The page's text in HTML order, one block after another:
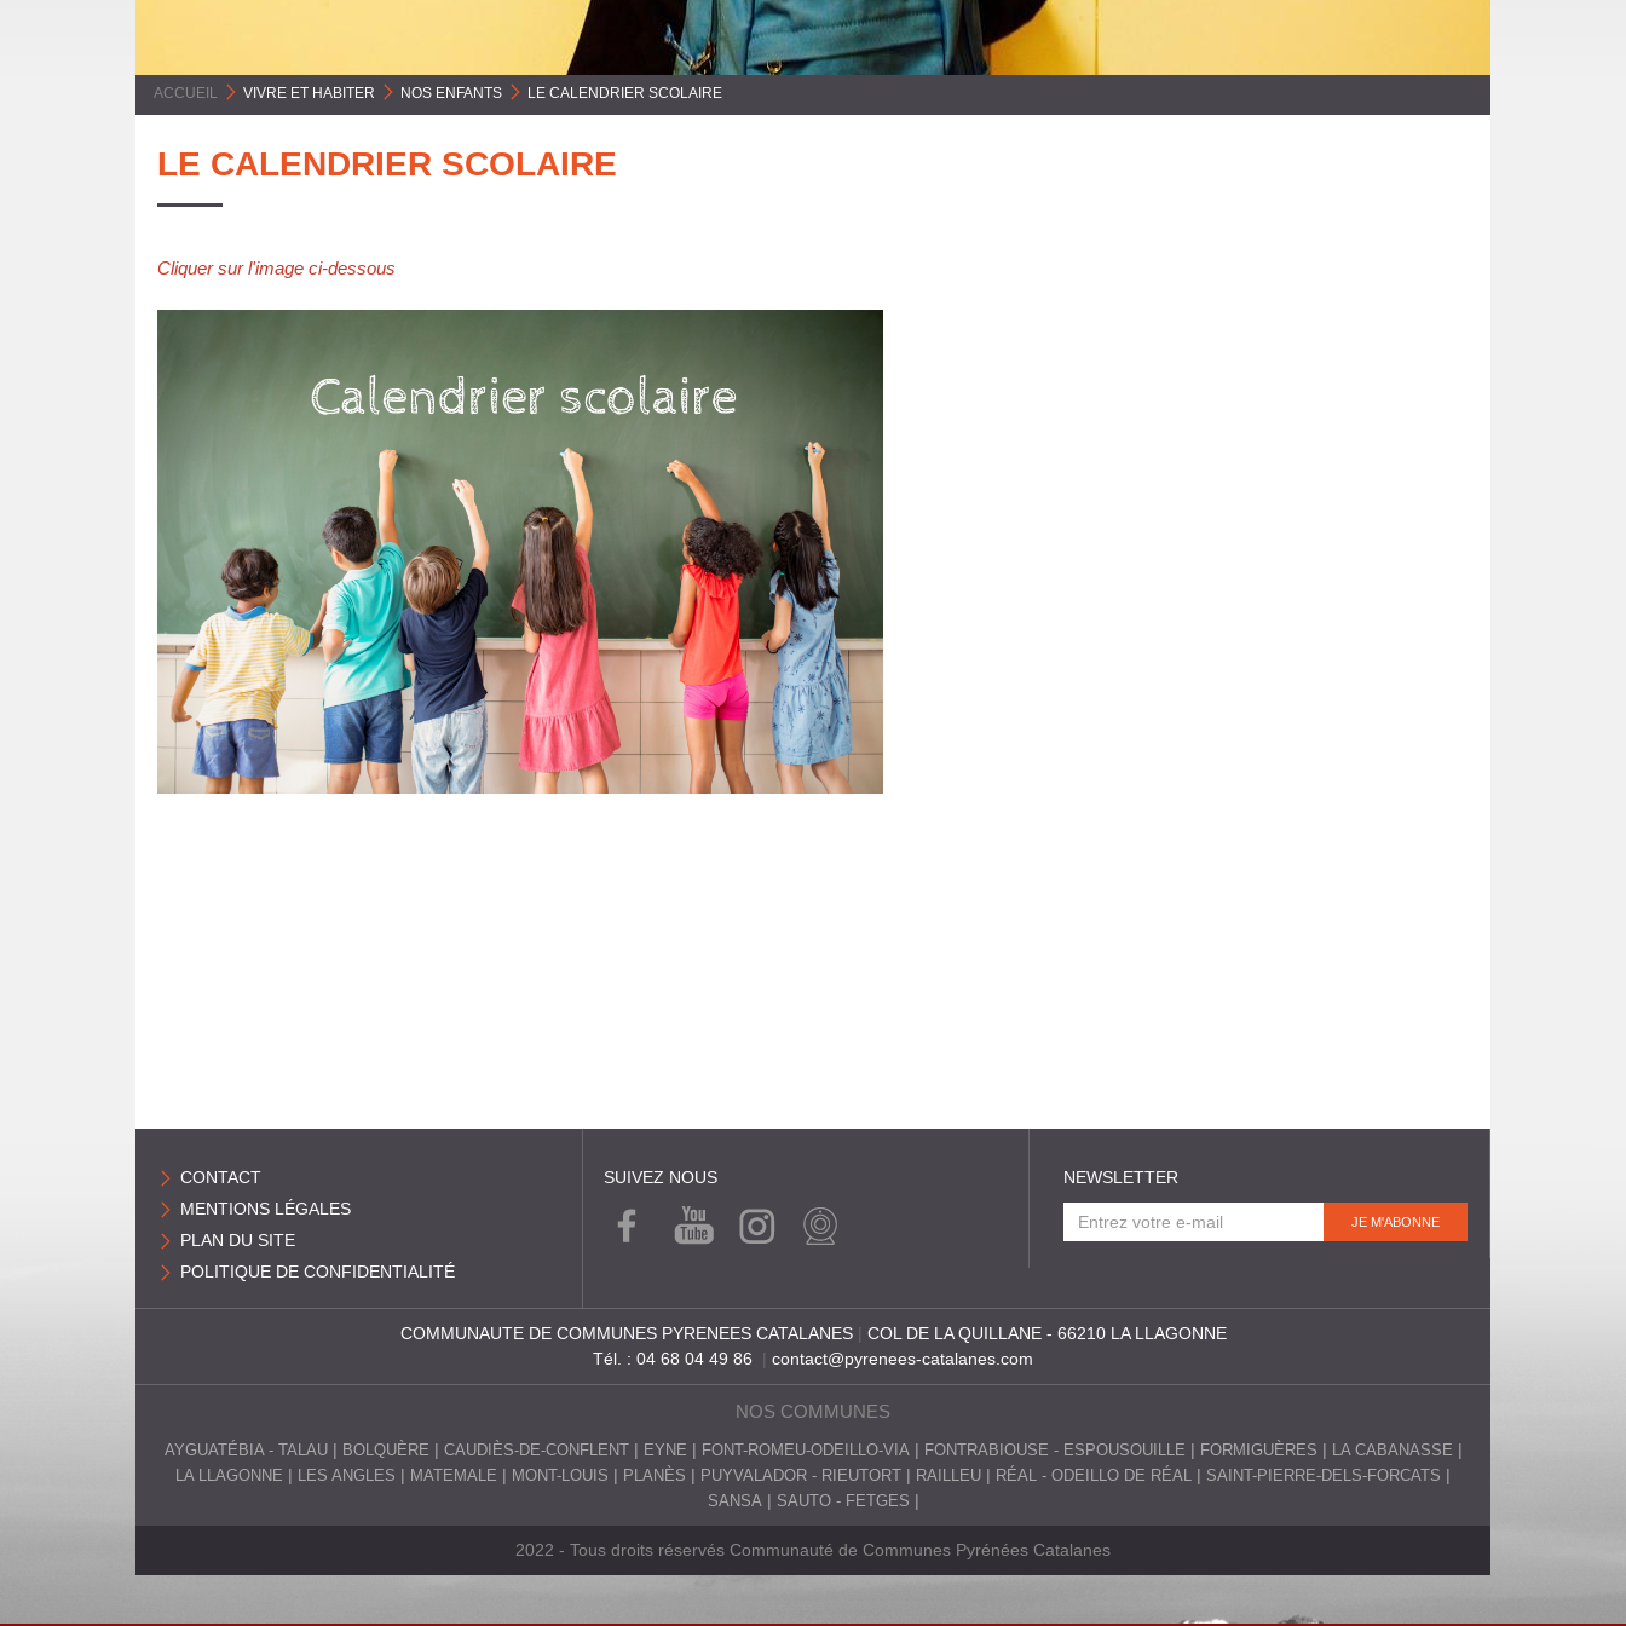
C
M
U
N
N
S
ACCUEIL > VIVRE ET HABITER > NOS ENFANTS > LE CALENDRIER SCOLAIRE
LE CALENDRIER SCOLAIRE
Cliquer sur l'image ci-dessous
CONTACT
MENTIONS LÉGALES
PLAN DU SITE
POLITIQUE DE CONFIDENTIALITÉ
SUIVEZ NOUS
FACE
BOOK
YOUT
UBE
INSTA
GRA
WEB
CAM
NEWSLETTER
COMMUNAUTE DE COMMUNES PYRENEES CATALANES | COL DE LA QUILLANE - 66210 LA LLAGONNE
Tél. : 04 68 04 49 86 | contact@pyrenees-catalanes.com
NOS COMMUNES
AYGUATÉBIA - TALAU BOLQUÈRE CAUDIÈS-DE-CONFLENT EYNE FONT-ROMEU-ODEILLO-VIA FONTRABIOUSE - ESPOUSOUILLE FORMIGUÈRES
LA CABANASSE
LA LLAGONNE
LES ANGLES MATEMALE MONT-LOUIS PLANÈS PUYVALADOR - RIEUTORT RAILLEU RÉAL - ODEILLO DE RÉAL
SAINT-PIERRE-DELS-FORCATS
SANSA
SAUTO - FETGES
2022 - Tous droits réservés Communauté de Communes Pyrénées Catalanes